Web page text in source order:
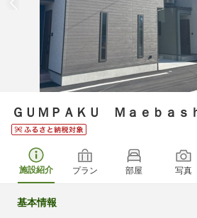
ＧＵＭＰＡＫＵ Ｍａｅｂａｓ
施設紹介 プラン 部屋 写真
基本情報